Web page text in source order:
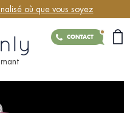
où que vous soyez
CONTACT